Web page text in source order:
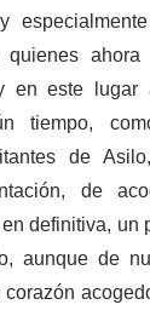
este lugar
tiempo,
de
de
definitiva,
aunque de